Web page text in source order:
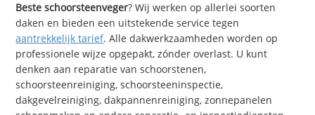
Beste schoorsteenveger? Wij werken op allerlei soorten
daken en bieden een uitstekende service tegen
aantrekkelijk tarief. Alle dakwerkzaamheden worden op
professionele wijze opgepakt, zónder overlast. U kunt
denken aan reparatie van schoorstenen,
schoorsteenreiniging, schoorsteeninspectie,
dakgevelreiniging, dakpannenreiniging, zonnepanelen